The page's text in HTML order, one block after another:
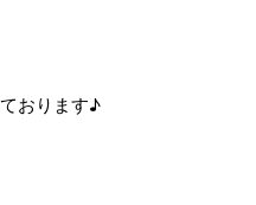
おります♪